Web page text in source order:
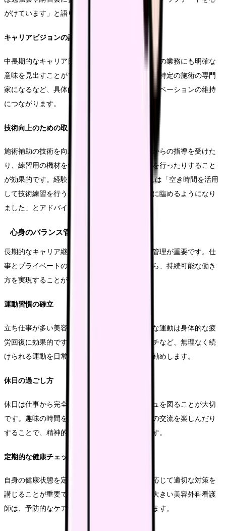
がけています」と語ります。
キャリアビジョンの設定
中長期的なキャリア目標を設定することで、日々の業務にも明確な
意味を見出すことができます。管理職を目指す、特定の施術の専門
家になるなど、具体的な目標を持つことで、モチベーションの維持
につながります。
技術向上のための取り組み
施術補助の技術を向上させるため、先輩看護師からの指導を受けた
り、練習用の機材を使用した自主トレーニングを行ったりすること
が効果的です。経験豊富な美容外科看護師Iさんは「空き時間を活用
して技術練習を行うことで、自信を持って施術に臨めるようになり
ました」とアドバイスします。
心身のバランス管理
長期的なキャリア継続のためには、心身の健康管理が重要です。仕
事とプライベートの適切なバランスを保ちながら、持続可能な働き
方を実現することが大切です。
運動習慣の確立
立ち仕事が多い美容外科看護師にとって、適度な運動は身体的な疲
労回復に効果的です。ウォーキングやストレッチなど、無理なく続
けられる運動を日常生活に取り入れることをお勧めします。
休日の過ごし方
休日は仕事から完全に離れ、心身のリフレッシュを図ることが大切
です。趣味の時間を確保したり、家族や友人との交流を楽しんだり
することで、精神的な充電を行うことができます。
定期的な健康チェック
自身の健康状態を定期的にチェックし、必要に応じて適切な対策を
講じることが重要です。特に目や腰への負担が大きい美容外科看護
師は、予防的なケアを心がけることが推奨されます。